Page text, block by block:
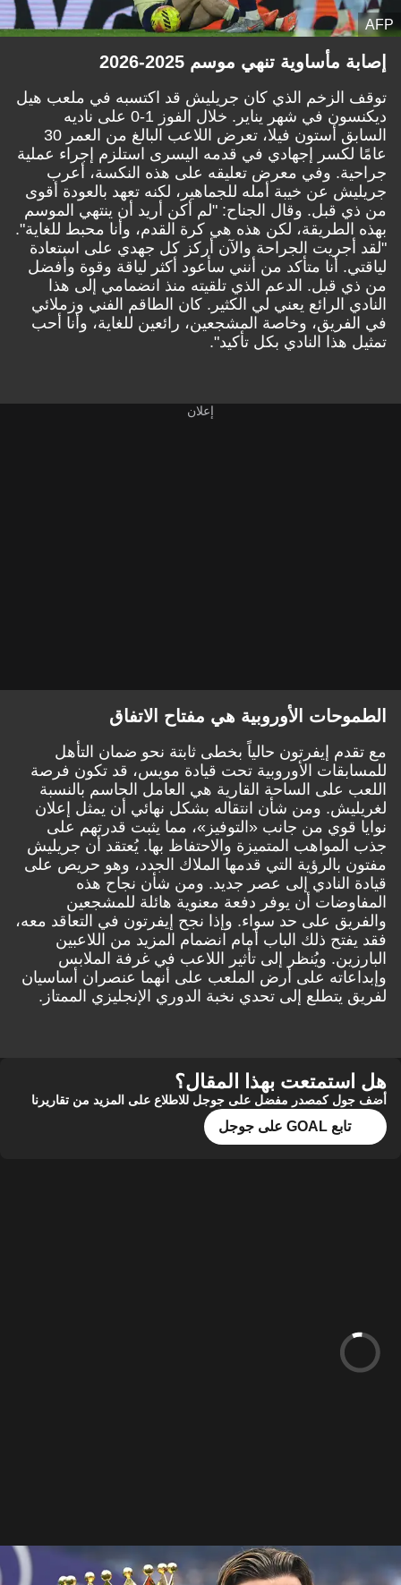
AFP
إصابة مأساوية تنهي موسم 2025-2026
توقف الزخم الذي كان جريليش قد اكتسبه في ملعب هيل
ديكنسون في شهر يناير. خلال الفوز 1-0 على ناديه
السابق أستون فيلا، تعرض اللاعب البالغ من العمر 30
عامًا لكسر إجهادي في قدمه اليسرى استلزم إجراء عملية
جراحية. وفي معرض تعليقه على هذه النكسة، أعرب
جريليش عن خيبة أمله للجماهير، لكنه تعهد بالعودة أقوى
من ذي قبل. وقال الجناح: "لم أكن أريد أن ينتهي الموسم
بهذه الطريقة، لكن هذه هي كرة القدم، وأنا محبط للغاية".
"لقد أجريت الجراحة والآن أركز كل جهدي على استعادة
لياقتي. أنا متأكد من أنني سأعود أكثر لياقة وقوة وأفضل
من ذي قبل. الدعم الذي تلقيته منذ انضمامي إلى هذا
النادي الرائع يعني لي الكثير. كان الطاقم الفني وزملائي
في الفريق، وخاصة المشجعين، رائعين للغاية، وأنا أحب
تمثيل هذا النادي بكل تأكيد".
الطموحات الأوروبية هي مفتاح الاتفاق
مع تقدم إيفرتون حالياً بخطى ثابتة نحو ضمان التأهل
للمسابقات الأوروبية تحت قيادة مويس، قد تكون فرصة
اللعب على الساحة القارية هي العامل الحاسم بالنسبة
لغريليش. ومن شأن انتقاله بشكل نهائي أن يمثل إعلان
نوايا قوي من جانب «التوفيز»، مما يثبت قدرتهم على
جذب المواهب المتميزة والاحتفاظ بها. يُعتقد أن جريليش
مفتون بالرؤية التي قدمها الملاك الجدد، وهو حريص على
قيادة النادي إلى عصر جديد. ومن شأن نجاح هذه
المفاوضات أن يوفر دفعة معنوية هائلة للمشجعين
والفريق على حد سواء. وإذا نجح إيفرتون في التعاقد معه،
فقد يفتح ذلك الباب أمام انضمام المزيد من اللاعبين
البارزين. ويُنظر إلى تأثير اللاعب في غرفة الملابس
وإبداعاته على أرض الملعب على أنهما عنصران أساسيان
لفريق يتطلع إلى تحدي نخبة الدوري الإنجليزي الممتاز.
هل استمتعت بهذا المقال؟
أضف جول كمصدر مفضل على جوجل للاطلاع على المزيد من تقاريرنا
تابع GOAL على جوجل